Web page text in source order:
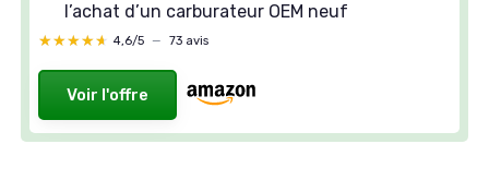
l’achat d’un carburateur OEM neuf
★★★★★
★★★★★ 4,6/5 — 73 avis
Voir l'offre